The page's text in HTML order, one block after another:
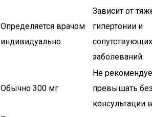
Определяется врачом
индивидуально
Зависит от
гипертонии и
сопутствующих
заболеваний.
Обычно 300 мг
Не
превышать
консультации